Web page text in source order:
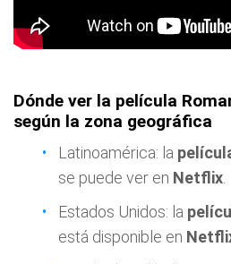
Dónde ver la película
según la zona geográfica
Latinoamérica: la
se puede ver en Netflix
Estados Unidos: la
está disponible en